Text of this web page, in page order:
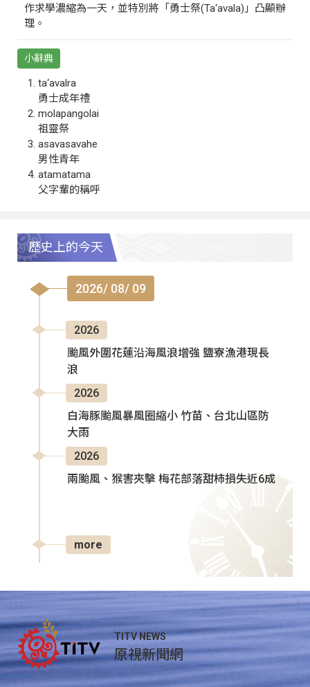
作求學濃縮為一天，並特別將「勇士祭(Ta‘avala)」凸顯辦
理。
小辭典
ta‘avalra
勇士成年禮
molapangolai
祖靈祭
asavasavahe
男性青年
atamatama
父字輩的稱呼
歷史上的今天
2026/ 08/ 09
2026
颱風外圍花蓮沿海風浪增強 鹽寮漁港現長
浪
2026
白海豚颱風暴風圈縮小 竹苗、台北山區防
大雨
2026
兩颱風、猴害夾擊 梅花部落甜柿損失近6成
more
TITV NEWS
原視新聞網